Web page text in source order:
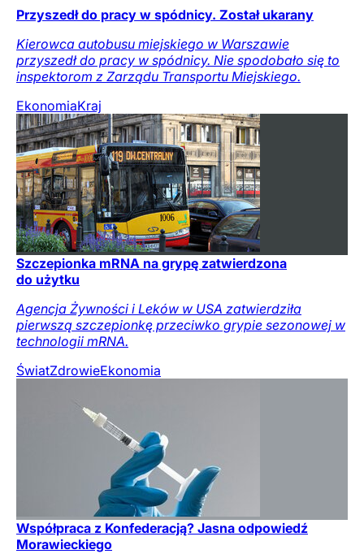
Przyszedł do pracy w spódnicy. Został ukarany
Kierowca autobusu miejskiego w Warszawie
przyszedł do pracy w spódnicy. Nie spodobało się to
inspektorom z Zarządu Transportu Miejskiego.
EkonomiaKraj
Szczepionka mRNA na grypę zatwierdzona
do użytku
Agencja Żywności i Leków w USA zatwierdziła
pierwszą szczepionkę przeciwko grypie sezonowej w
technologii mRNA.
ŚwiatZdrowieEkonomia
Współpraca z Konfederacją? Jasna odpowiedź
Morawieckiego